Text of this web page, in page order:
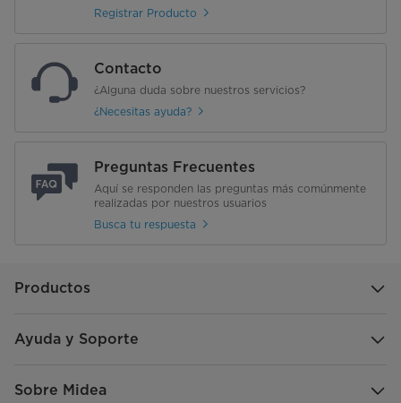
Registrar Producto
Contacto
¿Alguna duda sobre nuestros servicios?
¿Necesitas ayuda?
Preguntas Frecuentes
Aquí se responden las preguntas más comúnmente
realizadas por nuestros usuarios
Busca tu respuesta
Productos
Ayuda y Soporte
Sobre Midea